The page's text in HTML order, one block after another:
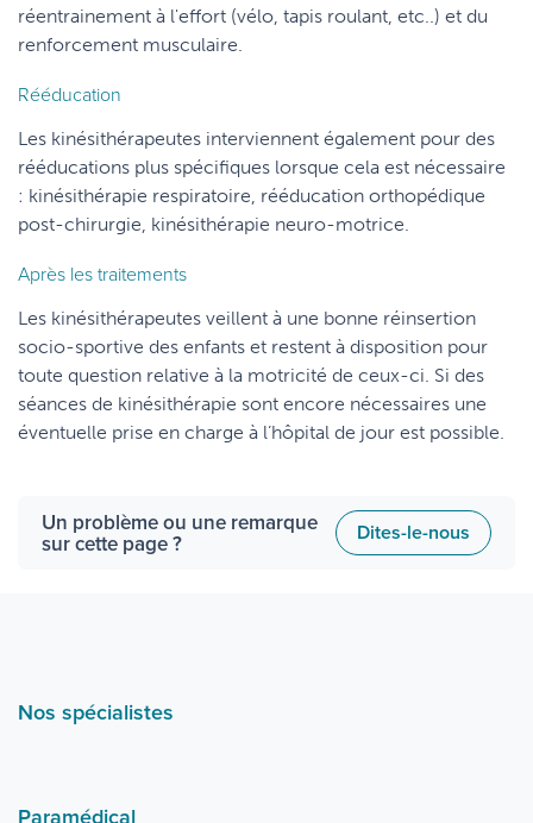
réentrainement à l'effort (vélo, tapis roulant, etc..) et du
renforcement musculaire.
Rééducation
Les kinésithérapeutes interviennent également pour des
rééducations plus spécifiques lorsque cela est nécessaire
: kinésithérapie respiratoire, rééducation orthopédique
post-chirurgie, kinésithérapie neuro-motrice.
Après les traitements
Les kinésithérapeutes veillent à une bonne réinsertion
socio-sportive des enfants et restent à disposition pour
toute question relative à la motricité de ceux-ci. Si des
séances de kinésithérapie sont encore nécessaires une
éventuelle prise en charge à l’hôpital de jour est possible.
Un problème ou une remarque
sur cette page ? Dites-le-nous
Nos spécialistes
Paramédical